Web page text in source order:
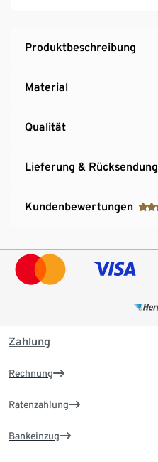
Produktbeschreibung
Material
Qualität
Lieferung & Rücksendung
Kundenbewertungen
Zahlung
Rechnung
Ratenzahlung
Bankeinzug